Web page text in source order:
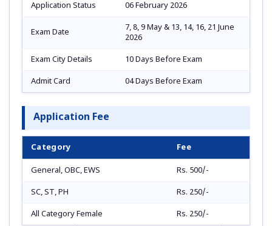
Application Status 06 February 2026
Exam Date
7, 8, 9 May & 13, 14, 16, 21 June
2026
Exam City Details 10 Days Before Exam
Admit Card 04 Days Before Exam
Application Fee
Category Fee
General, OBC, EWS Rs. 500/-
SC, ST, PH Rs. 250/-
All Category Female Rs. 250/-